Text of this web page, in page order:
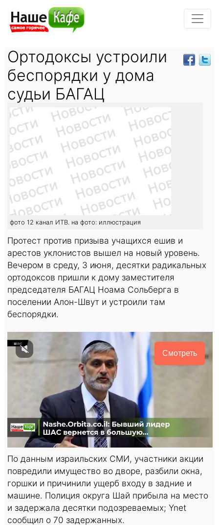
Ортодоксы устроили
беспорядки у дома
судьи БАГАЦ
фото 12 канал ИТВ. на фото: иллюстрация
Протест против призыва учащихся ешив и
арестов уклонистов вышел на новый уровень.
Вечером в среду, 3 июня, десятки радикальных
ортодоксов пришли к дому заместителя
председателя БАГАЦ Ноама Сольберга в
поселении Алон-Швут и устроили там
беспорядки.
Смотреть
По данным израильских СМИ, участники акции
повредили имущество во дворе, разбили окна,
горшки и причинили ущерб входу в задние и
машине. Полиция округа Шай прибыла на место
и задержала десятки подозреваемых; Ynet
сообщил о 70 задержанных.